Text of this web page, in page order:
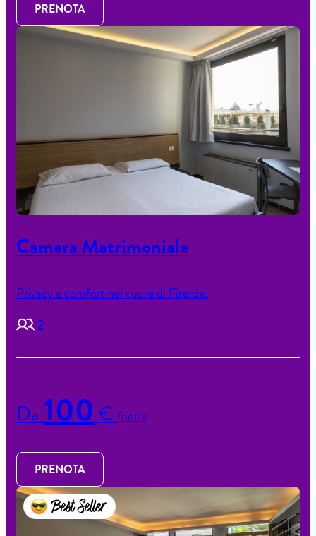
PRENOTA
Camera Matrimoniale
Privacy e comfort nel cuore di Firenze.
2
Da100€/notte
PRENOTA
Best Seller